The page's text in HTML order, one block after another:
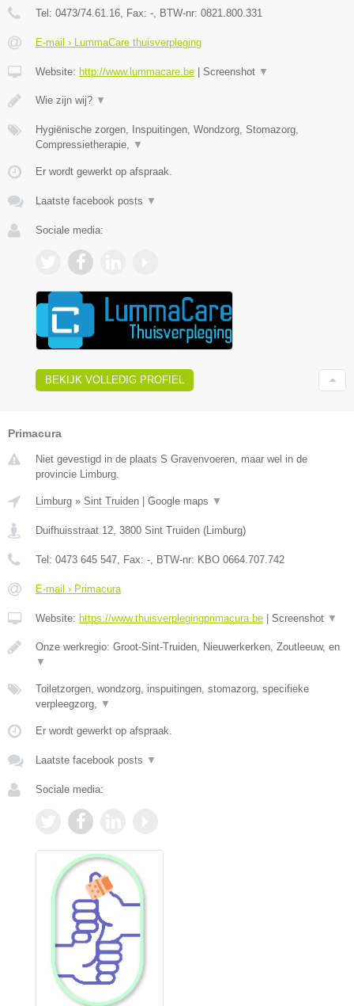
Tel: 0473/74.61.16, Fax: -, BTW-nr: 0821.800.331
E-mail › LummaCare thuisverpleging
Website: http://www.lummacare.be Screenshot ▼
Wie zijn wij? ▼
Hygiënische zorgen, Inspuitingen, Wondzorg, Stomazorg,
Compressietherapie, ▼
Er wordt gewerkt op afspraak.
Laatste facebook posts ▼
Sociale media:
BEKIJK VOLLEDIG PROFIEL
Primacura
Niet gevestigd in de plaats S Gravenvoeren, maar wel in de
provincie Limburg.
Limburg » Sint Truiden Google maps ▼
Duifhuisstraat 12, 3800 Sint Truiden (Limburg)
Tel: 0473 645 547, Fax: -, BTW-nr: KBO 0664.707.742
E-mail › Primacura
Website: https://www.thuisverplegingprimacura.be Screenshot ▼
Onze werkregio: Groot-Sint-Truiden, Nieuwerkerken, Zoutleeuw, en
▼
Toiletzorgen, wondzorg, inspuitingen, stomazorg, specifieke
verpleegzorg, ▼
Er wordt gewerkt op afspraak.
Laatste facebook posts ▼
Sociale media: